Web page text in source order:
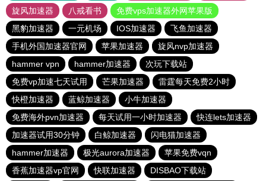
旋风加速器
八戒看书
免费vps加速器外网苹果版
黑豹加速器
一元机场 IOS加速器
飞鱼加速器
手机外国加速器官网
苹果加速器
旋风nvp加速器
hammer vpn
hammer加速器
次玩下载站
免费vp加速七天试用
芒果加速器
雷霆每天免费2小时
快橙加速器
蓝鲸加速器
小牛加速器
免费海外pvn加速器
每天试用一小时加速器
快连lets加速器
加速器试用30分钟
白鲸加速器
闪电猫加速器
hammer加速器
极光aurora加速器
苹果免费vqn
香蕉加速器vp官网
快联加速器 DISBAO下载站